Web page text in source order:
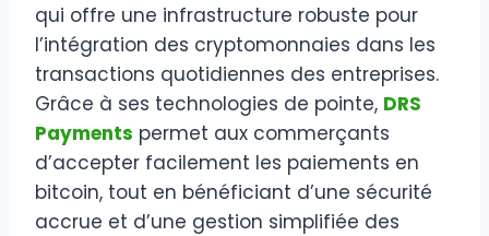
qui offre une infrastructure robuste pour
l’intégration des cryptomonnaies dans les
transactions quotidiennes des entreprises.
Grâce à ses technologies de pointe, DRS
Payments permet aux commerçants
d’accepter facilement les paiements en
bitcoin, tout en bénéficiant d’une sécurité
accrue et d’une gestion simplifiée des